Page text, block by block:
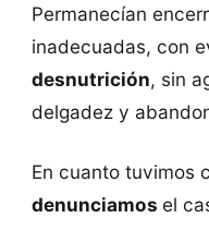
Permanecían
inadecuadas, con
desnutrición, sin
delgadez y
En cuanto tuvimos
denunciamos el